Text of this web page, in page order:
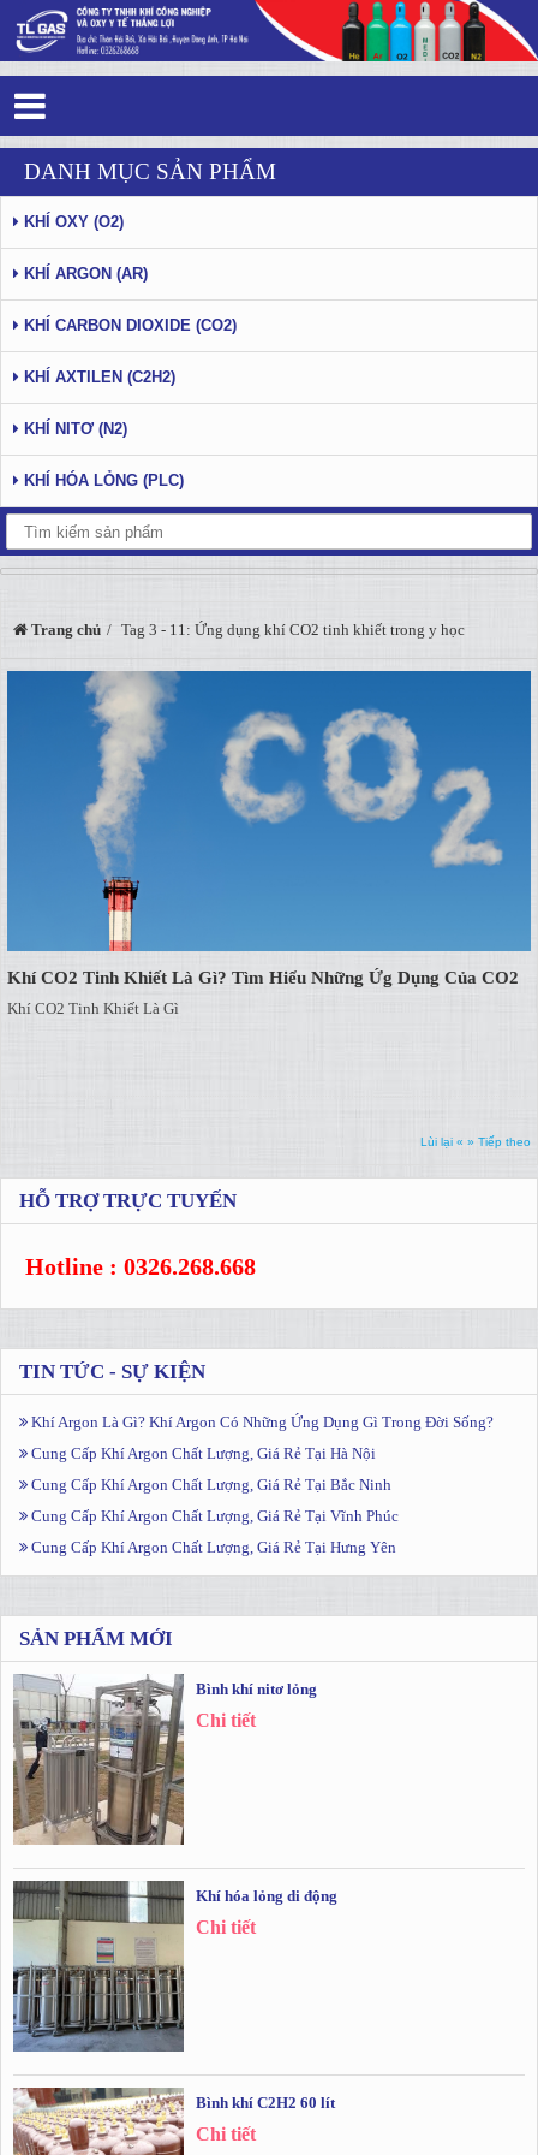
Tag 3 - 11: Ứng dụng khí CO2 tinh
khiết trong y học
DANH MỤC SẢN PHẨM
KHÍ OXY (O2)
KHÍ ARGON (AR)
KHÍ CARBON DIOXIDE (CO2)
KHÍ AXTILEN (C2H2)
KHÍ NITƠ (N2)
KHÍ HÓA LỎNG (PLC)
Trang chủ Tag 3 - 11: Ứng dụng khí CO2 tinh khiết trong y học
Khí CO2 Tinh Khiết Là Gì? Tìm Hiểu Những Ứg Dụng Của CO2
Khí CO2 Tinh Khiết Là Gì
Lùi lại « » Tiếp theo
HỖ TRỢ TRỰC TUYẾN
Hotline : 0326.268.668
TIN TỨC - SỰ KIỆN
Khí Argon Là Gì? Khí Argon Có Những Ứng Dụng Gì Trong Đời Sống?
Cung Cấp Khí Argon Chất Lượng, Giá Rẻ Tại Hà Nội
Cung Cấp Khí Argon Chất Lượng, Giá Rẻ Tại Bắc Ninh
Cung Cấp Khí Argon Chất Lượng, Giá Rẻ Tại Vĩnh Phúc
Cung Cấp Khí Argon Chất Lượng, Giá Rẻ Tại Hưng Yên
SẢN PHẨM MỚI
Bình khí nitơ lỏng
Chi tiết
Khí hóa lỏng di động
Chi tiết
Bình khí C2H2 60 lít
Chi tiết